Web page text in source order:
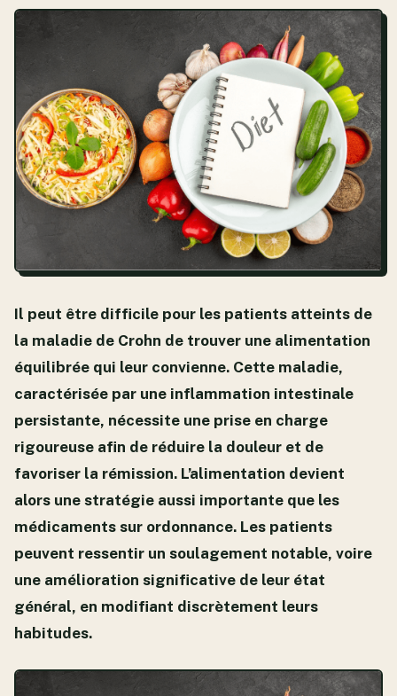
Il peut être difficile pour les patients atteints de
la maladie de Crohn de trouver une alimentation
équilibrée qui leur convienne. Cette maladie,
caractérisée par une inflammation intestinale
persistante, nécessite une prise en charge
rigoureuse afin de réduire la douleur et de
favoriser la rémission. L’alimentation devient
alors une stratégie aussi importante que les
médicaments sur ordonnance. Les patients
peuvent ressentir un soulagement notable, voire
une amélioration significative de leur état
général, en modifiant discrètement leurs
habitudes.